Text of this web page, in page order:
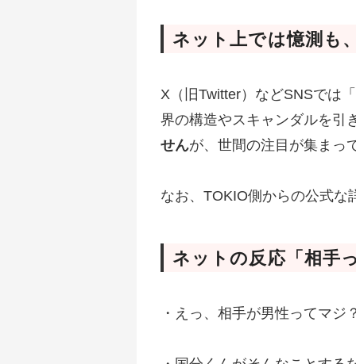
ネット上では憶測も
X（旧Twitter）などSNSでは
界の構造やスキャンダルを引
せんが、世間の注目が集まっ
なお、TOKIO側からの公式な
ネットの反応「相手
・えっ、相手が男性ってマ